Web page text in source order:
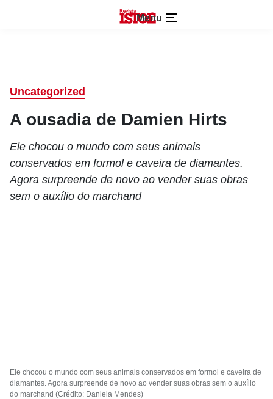
Menu
Uncategorized
A ousadia de Damien Hirts
Ele chocou o mundo com seus animais
conservados em formol e caveira de diamantes.
Agora surpreende de novo ao vender suas obras
sem o auxílio do marchand
Ele chocou o mundo com seus animais conservados em formol e caveira de
diamantes. Agora surpreende de novo ao vender suas obras sem o auxílio
do marchand (Crédito: Daniela Mendes)